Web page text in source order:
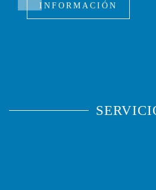
INFORMACIÓN